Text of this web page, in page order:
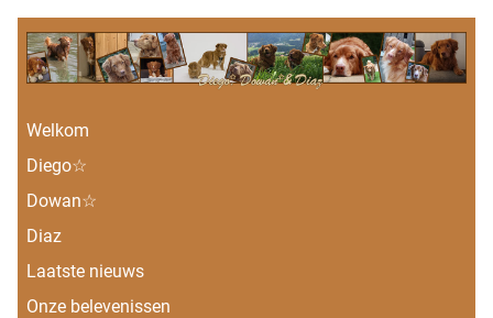
Welkom
Diego☆
Dowan☆
Diaz
Laatste nieuws
Onze belevenissen